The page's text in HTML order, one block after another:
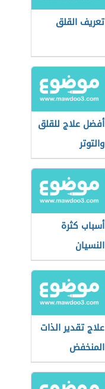
تعريف القلق
أفضل علاج للقلق
والتوتر
أسباب كثرة
النسيان
علاج تقدير الذات
المنخفض